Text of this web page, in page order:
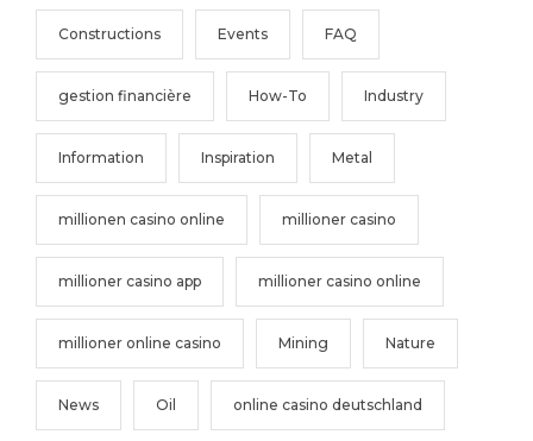
Constructions Events FAQ
gestion financière How-To Industry
Information Inspiration Metal
millionen casino online millioner casino
millioner casino app millioner casino online
millioner online casino Mining Nature
News Oil online casino deutschland